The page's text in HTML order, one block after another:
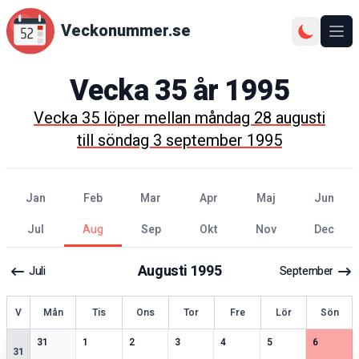
Veckonummer.se
Vecka35år 1995
Vecka35löper mellanmåndag 28 augusti
tillsöndag 3 september 1995
jan feb mar apr maj
jun
jul
aug sep okt nov dec
Juli Augusti 1995 September
Vecka Mån Tis Ons Tor Fre Lör Sön
31
31
2speciella datum
11 speciella datum
2
2speciella datum
3
1speciella datum
4
2speciella datum
5
2speciella datum
6
2